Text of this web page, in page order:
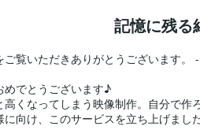
記憶に残る
覧いただきありがとうございます。 -
めでとうございます♪
くなってしまう映像制作。自分で
向け、このサービスを立ち上げまし